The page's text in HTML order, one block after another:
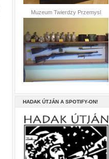
Muzeum Twierdzy Przemysl
HADAK ÚTJÁN A SPOTIFY-ON!